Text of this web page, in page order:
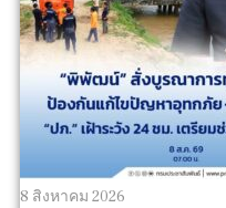
8 สิงหาคม 2026